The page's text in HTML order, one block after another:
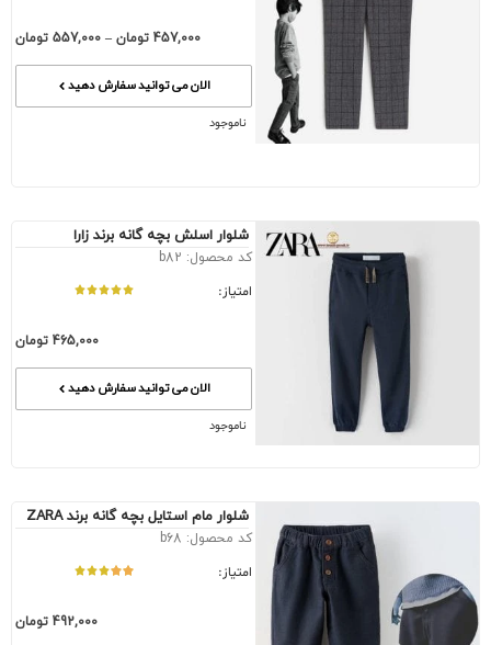
457,000 تومان –
557,000 تومان
الان می توانید سفارش دهید
ناموجود
شلوار اسلش بچه گانه برند زارا
کد محصول: b82
امتیاز:
465,000 تومان
الان می توانید سفارش دهید
ناموجود
شلوار مام استایل بچه گانه برند ZARA
کد محصول: b68
امتیاز:
492,000 تومان